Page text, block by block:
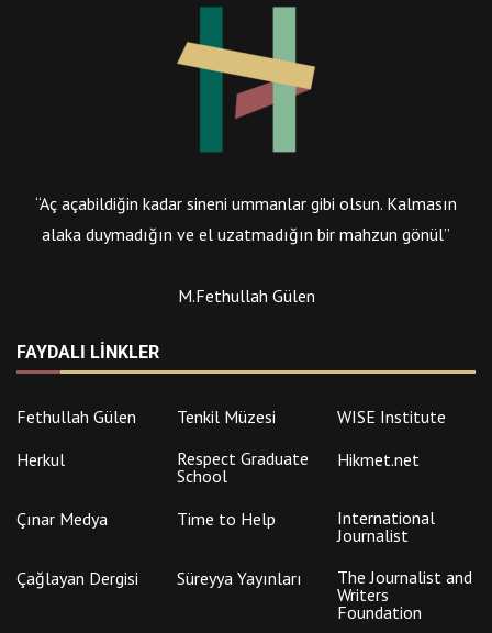
“Aç açabildiğin kadar sineni ummanlar gibi olsun. Kalmasın
alaka duymadığın ve el uzatmadığın bir mahzun gönül”
M.Fethullah Gülen
FAYDALI LINKLER
Fethullah Gülen Tenkil Müzesi
WISE Institute
Herkul
Respect Graduate
School
Hikmet.net
Çınar Medya Time to Help
International
Journalist
Çağlayan Dergisi
Süreyya Yayınları
The Journalist and
Writers
Foundation